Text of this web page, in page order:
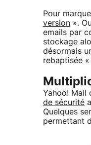
Pour
version ».
emails par
stockage
désormais
rebaptisée «
Yahoo! Mail
de sécurité
Quelques
permettant